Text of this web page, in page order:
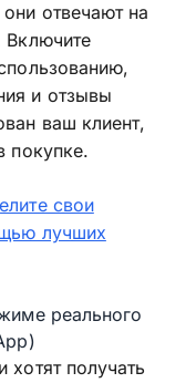
отвечают на
Включите
и отзывы
ваш клиент,
покупке.
свои
лучших
реального
хотят получать